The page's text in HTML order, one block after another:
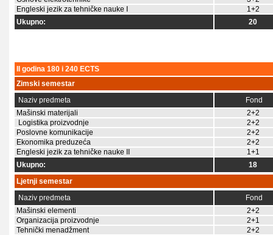
Engleski jezik za tehničke nauke I
1+2
Ukupno:
20
II godina 180 i 240 ECTS
Zimski semestar
Naziv predmeta
Fond
Mašinski materijali
2+2
Logistika proizvodnje
2+2
Poslovne komunikacije
2+2
Ekonomika preduzeća
2+2
Engleski jezik za tehničke nauke II
1+1
Ukupno:
18
Ljetnji semestar
Naziv predmeta
Fond
Mašinski elementi
2+2
Organizacija proizvodnje
2+1
Tehnički menadžment
2+2